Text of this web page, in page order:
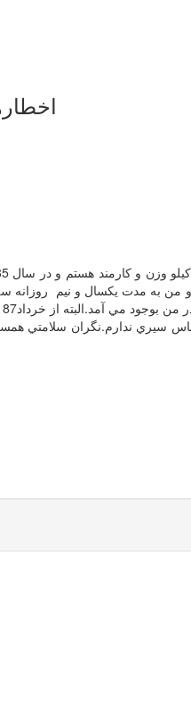
ندارم.نگران سلامتي